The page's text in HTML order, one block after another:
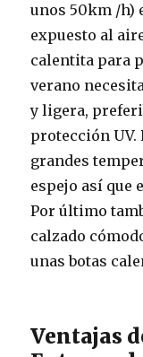
unos 50km /h)
expuesto al
calentita para
verano
y ligera,
protección UV.
grandes
espejo así que
Por último
calzado
unas botas
Ventajas